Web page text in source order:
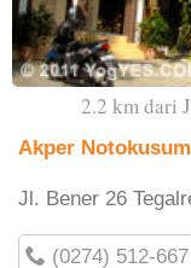
2.2 km dari
Akper
Jl. Bener 26
(0274) 512-667